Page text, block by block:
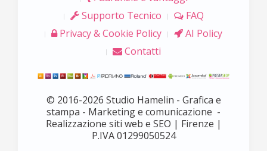
Supporto Tecnico
FAQ
Privacy & Cookie Policy
AI Policy
Contatti
© 2016-2026 Studio Hamelin - Grafica e
stampa - Marketing e comunicazione -
Realizzazione siti web e SEO | Firenze |
P.IVA 01299050524